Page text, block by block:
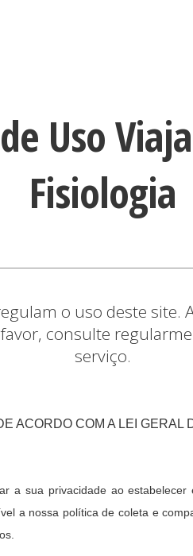
Uso
Fisiologia
o uso deste site.
consulte
serviço.
ACORDO COM A LEI GERAL
a sua privacidade ao
a nossa política de coleta e